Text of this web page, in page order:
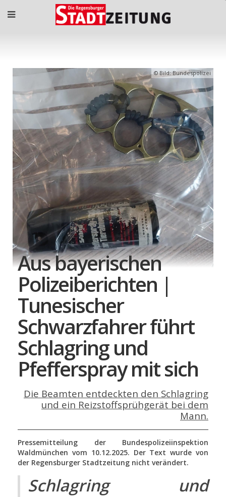
Bild: Bundespolizei
Aus bayerischen
Polizeiberichten |
Tunesischer
Schwarzfahrer führt
Schlagring und
Pfefferspray mit sich
Die Beamten entdeckten den Schlagring
und ein Reizstoffsprühgerät bei dem
Mann.
Pressemitteilung der Bundespolizeiinspektion
Waldmünchen vom 10.12.2025. Der Text wurde von
der Regensburger Stadtzeitung nicht verändert.
Schlagring und